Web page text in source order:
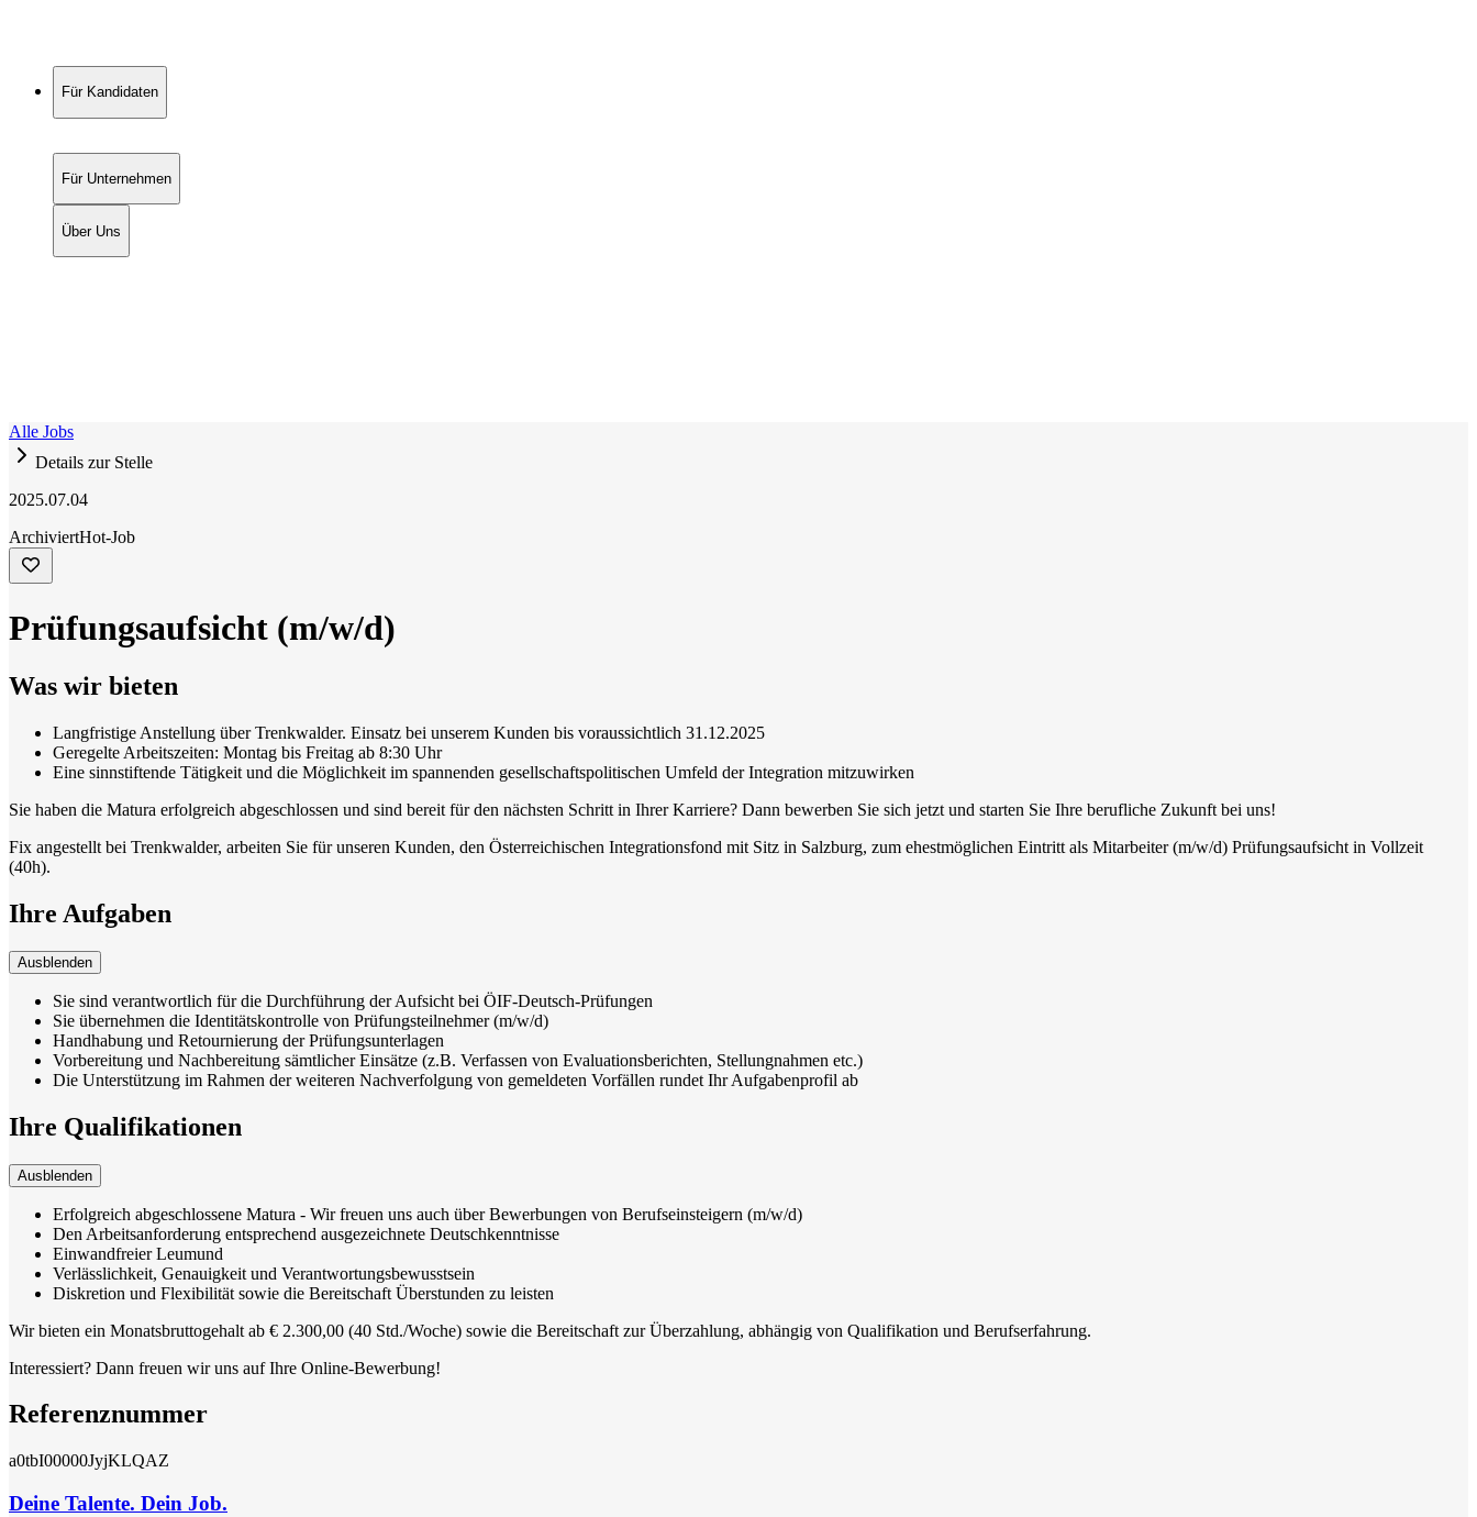
Für Kandidaten
Für Unternehmen
Über Uns
Alle Jobs
Details zur Stelle
2025.07.04
ArchiviertHot-Job
Prüfungsaufsicht (m/w/d)
Was wir bieten
Langfristige Anstellung über Trenkwalder. Einsatz bei unserem Kunden bis voraussichtlich 31.12.2025
Geregelte Arbeitszeiten: Montag bis Freitag ab 8:30 Uhr
Eine sinnstiftende Tätigkeit und die Möglichkeit im spannenden gesellschaftspolitischen Umfeld der Integration mitzuwirken
Sie haben die Matura erfolgreich abgeschlossen und sind bereit für den nächsten Schritt in Ihrer Karriere? Dann bewerben Sie sich jetzt und starten Sie Ihre berufliche Zukunft bei uns!
Fix angestellt bei Trenkwalder, arbeiten Sie für unseren Kunden, den Österreichischen Integrationsfond mit Sitz in Salzburg, zum ehestmöglichen Eintritt als Mitarbeiter (m/w/d) Prüfungsaufsicht in Vollzeit
(40h).
Ihre Aufgaben
Ausblenden
Sie sind verantwortlich für die Durchführung der Aufsicht bei ÖIF-Deutsch-Prüfungen
Sie übernehmen die Identitätskontrolle von Prüfungsteilnehmer (m/w/d)
Handhabung und Retournierung der Prüfungsunterlagen
Vorbereitung und Nachbereitung sämtlicher Einsätze (z.B. Verfassen von Evaluationsberichten, Stellungnahmen etc.)
Die Unterstützung im Rahmen der weiteren Nachverfolgung von gemeldeten Vorfällen rundet Ihr Aufgabenprofil ab
Ihre Qualifikationen
Ausblenden
Erfolgreich abgeschlossene Matura - Wir freuen uns auch über Bewerbungen von Berufseinsteigern (m/w/d)
Den Arbeitsanforderung entsprechend ausgezeichnete Deutschkenntnisse
Einwandfreier Leumund
Verlässlichkeit, Genauigkeit und Verantwortungsbewusstsein
Diskretion und Flexibilität sowie die Bereitschaft Überstunden zu leisten
Wir bieten ein Monatsbruttogehalt ab € 2.300,00 (40 Std./Woche) sowie die Bereitschaft zur Überzahlung, abhängig von Qualifikation und Berufserfahrung.
Interessiert? Dann freuen wir uns auf Ihre Online-Bewerbung!
Referenznummer
a0tbI00000JyjKLQAZ
Deine Talente. Dein Job.